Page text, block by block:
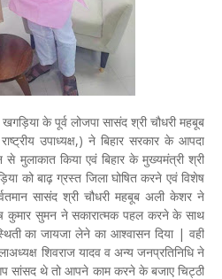
खगड़िया के पूर्व लोजपा सासंद श्री चौधरी महबूब
उपाध्यक्ष,) ने बिहार सरकार के आपदा
मुलाकात किया एवं बिहार के मुख्यमंत्री श्री
को बाढ़ ग्रस्त जिला घोषित करने एवं विशेष
सासंद‌ श्री चौधरी महबूब अली केशर ने
कुमार सुमन ने सकारात्मक पहल करने के साथ
का जायजा लेने का आश्वासन दिया | वहीं
शिवराज यादव व अन्य जनप्रतिनिधि ने
सांसद थे तो आपने काम करने के बजाए चिट्ठी